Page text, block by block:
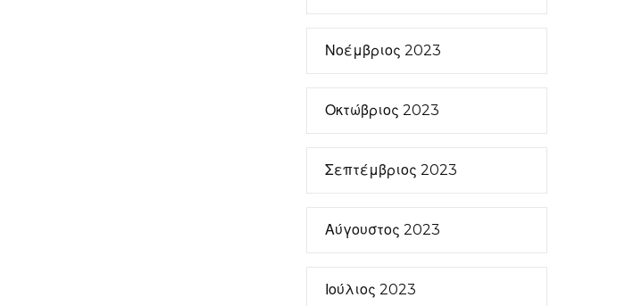
Νοέμβριος 2023
Οκτώβριος 2023
Σεπτέμβριος 2023
Αύγουστος 2023
Ιούλιος 2023